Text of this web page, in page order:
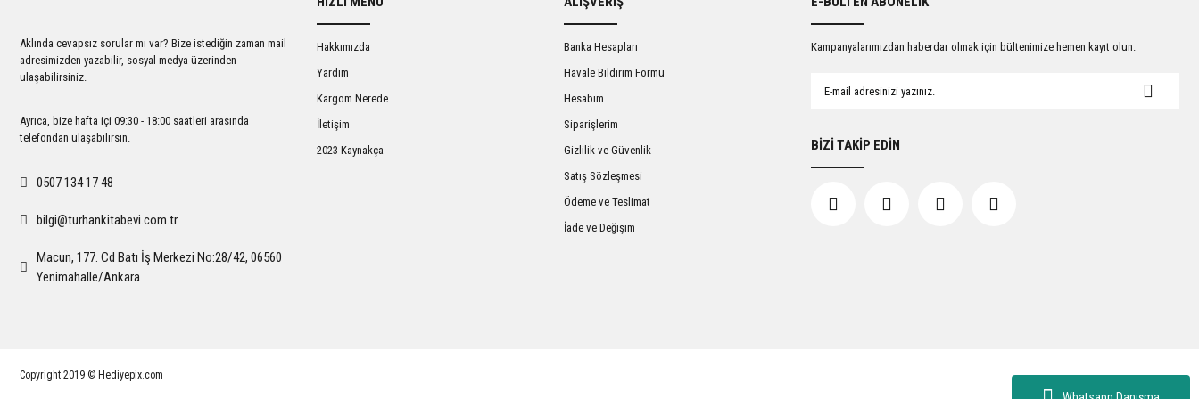
Ürün fiyatı diğer sitelerden daha pahalı.
Bu ürüne benzer farklı alternatifler olmalı.
Gönder
Aklında cevapsız sorular mı var? Bize istediğin zaman mail
adresimizden yazabilir, sosyal medya üzerinden
ulaşabilirsiniz.
Ayrıca, bize hafta içi 09:30 - 18:00 saatleri arasında
telefondan ulaşabilirsin.
0507 134 17 48
bilgi@turhankitabevi.com.tr
Macun, 177. Cd Batı İş Merkezi No:28/42, 06560
Yenimahalle/Ankara
Hakkımızda
Yardım
Kargom Nerede
İletişim
2023 Kaynakça
Banka Hesapları
Havale Bildirim Formu
Hesabım
Siparişlerim
Gizlilik ve Güvenlik
Satış Sözleşmesi
Ödeme ve Teslimat
İade ve Değişim
Kampanyalarımızdan haberdar olmak için bültenimize hemen kayıt olun.
BİZİ TAKİP EDİN
Copyright 2019 © Hediyepix.com